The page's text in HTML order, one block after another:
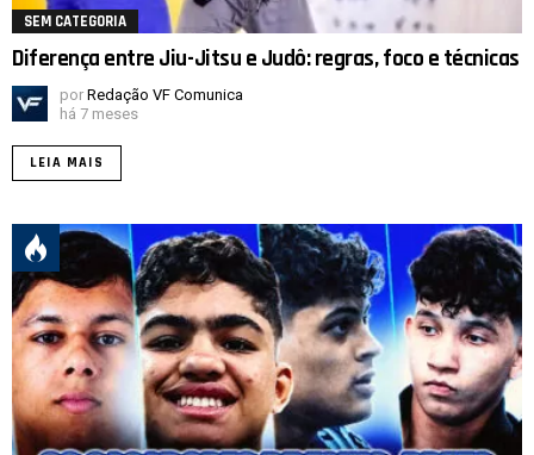
SEM CATEGORIA
Diferença entre Jiu-Jitsu e Judô: regras, foco e técnicas
por Redação VF Comunica
há 7 meses
LEIA MAIS